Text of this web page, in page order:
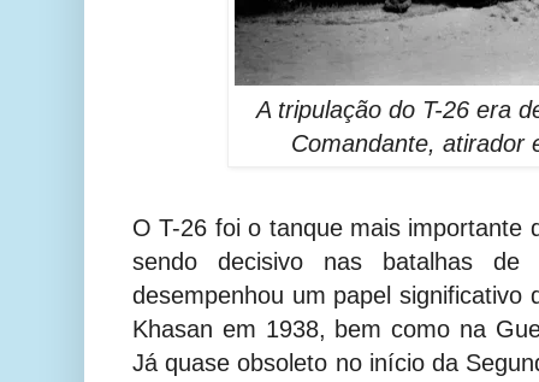
A tripulação do T-26 era
Comandante, atirador
O T-26 foi o tanque mais importante
sendo decisivo nas batalhas
desempenhou um papel significativo
Khasan em 1938, bem como na
Já quase obsoleto no início da